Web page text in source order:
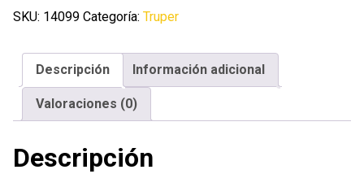
de
COPLA-
Truper
cantidad
SKU: 14099 Categoría: Truper
Descripción Información adicional
Valoraciones (0)
Descripción